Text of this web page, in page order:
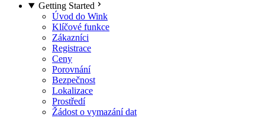
Getting Started
Úvod do Wink
Klíčové funkce
Zákazníci
Registrace
Ceny
Porovnání
Bezpečnost
Lokalizace
Prostředí
Žádost o vymazání dat